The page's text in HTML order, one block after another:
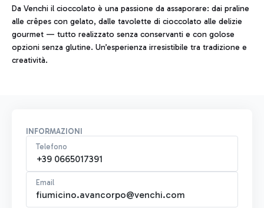
Da Venchi il cioccolato è una passione da assaporare: dai praline
alle crêpes con gelato, dalle tavolette di cioccolato alle delizie
gourmet — tutto realizzato senza conservanti e con golose
opzioni senza glutine. Un’esperienza irresistibile tra tradizione e
creatività.
INFORMAZIONI
Telefono
+39 0665017391
Email
fiumicino.avancorpo@venchi.com